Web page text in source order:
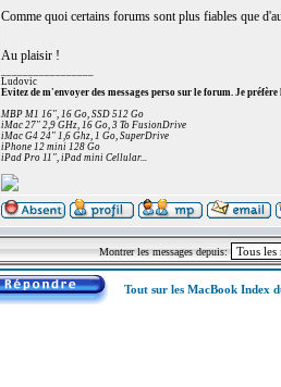
Comme quoi certains forums sont plus fiables que
Au plaisir !
Ludovic
Evitez de m'envoyer des messages perso sur le forum. Je préfère
MBP M1 16", 16 Go, SSD 512 Go
iMac 27" 2,9 GHz, 16 Go, 3 To FusionDrive
iMac G4 24" 1,6 Ghz, 1 Go, SuperDrive
iPhone 12 mini 128 Go
iPad Pro 11", iPad mini Cellular...
Montrer les messages depuis:
Tout sur les MacBook Index